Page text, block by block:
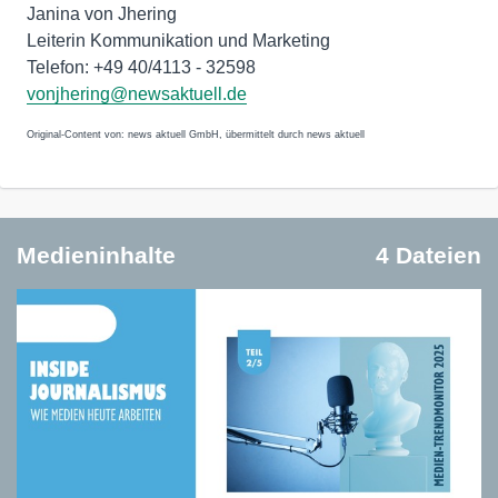
Janina von Jhering
Leiterin Kommunikation und Marketing
Telefon: +49 40/4113 - 32598
vonjhering@newsaktuell.de
Original-Content von: news aktuell GmbH, übermittelt durch news aktuell
Medieninhalte 4 Dateien